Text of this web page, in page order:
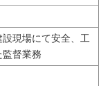
現場にて安全、工
督業務